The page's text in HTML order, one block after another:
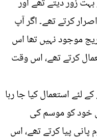
کرتے تھے۔ اگر آپ
موجود نہیں تھا اس
کرتے تھے، اس وقت
استعمال کیا جا رہا
خود کو موسم کی
پیا کرتے تھے، اس